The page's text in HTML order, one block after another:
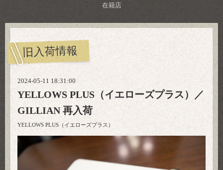
在籍店
旧入荷情報
2024-05-11 18:31:00
YELLOWS PLUS（イエローズプラス）／
GILLIAN 再入荷
YELLOWS PLUS（イエローズプラス）